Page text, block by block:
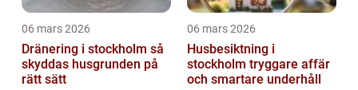
06 mars 2026
Dränering i stockholm så
skyddas husgrunden på
rätt sätt
06 mars 2026
Husbesiktning i
stockholm tryggare affär
och smartare underhåll